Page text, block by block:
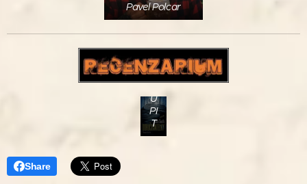
Pavel Polcar
K
O
U
PI
T
Share